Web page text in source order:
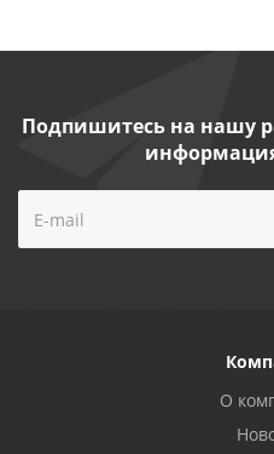
Подпишитесь на нашу
О